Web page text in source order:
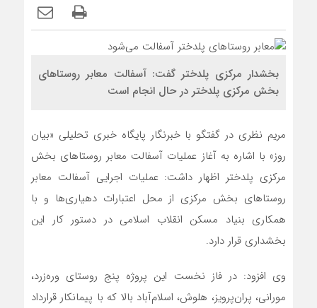
بخشدار مرکزی پلدختر گفت: آسفالت معابر روستاهای
بخش مرکزی پلدختر در حال انجام است
مریم نظری در گفتگو با خبرنگار پایگاه خبری تحلیلی «بیان
روز» با اشاره به آغاز عملیات آسفالت معابر روستاهای بخش
مرکزی پلدختر اظهار داشت: عملیات اجرایی آسفالت معابر
روستاهای بخش مرکزی از محل اعتبارات دهیاری‌ها و با
همکاری بنیاد مسکن انقلاب اسلامی در دستور کار این
بخشداری قرار دارد.
وی افزود: در فاز نخست این پروژه پنج روستای وره‌زرد،
مورانی، پران‌پرویز، هلوش، اسلام‌آباد بالا که با پیمانکار قرارداد